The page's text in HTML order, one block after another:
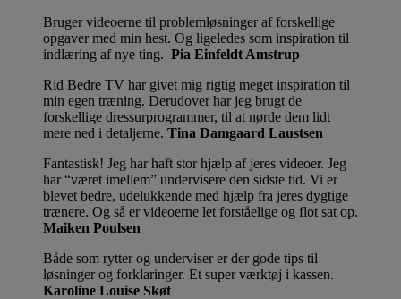
Bruger videoerne til problemløsninger af forskellige
opgaver med min hest. Og ligeledes som inspiration til
indlæring af nye ting. Pia Einfeldt Amstrup
Rid Bedre TV har givet mig rigtig meget inspiration til
min egen træning. Derudover har jeg brugt de
forskellige dressurprogrammer, til at nørde dem lidt
mere ned i detaljerne. Tina Damgaard Laustsen
Fantastisk! Jeg har haft stor hjælp af jeres videoer. Jeg
har “været imellem” undervisere den sidste tid. Vi er
blevet bedre, udelukkende med hjælp fra jeres dygtige
trænere. Og så er videoerne let forståelige og flot sat op.
Maiken Poulsen
Både som rytter og underviser er der gode tips til
løsninger og forklaringer. Et super værktøj i kassen.
Karoline Louise Skøt